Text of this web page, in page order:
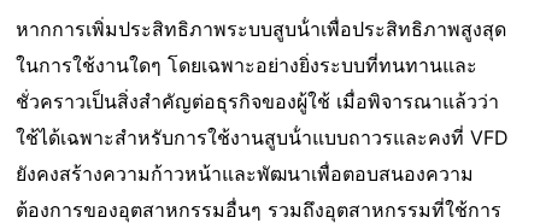
หากการเพิ่มประสิทธิภาพระบบสูบน้ําเพื่อประสิทธิภาพสูงสุด
ในการใช้งานใดๆ โดยเฉพาะอย่างยิ่งระบบที่ทนทานและ
ชั่วคราวเป็นสิ่งสําคัญต่อธุรกิจของผู้ใช้ เมื่อพิจารณาแล้วว่า
ใช้ได้เฉพาะสําหรับการใช้งานสูบน้ําแบบถาวรและคงที่ VFD
ยังคงสร้างความก้าวหน้าและพัฒนาเพื่อตอบสนองความ
ต้องการของอุตสาหกรรมอื่นๆ รวมถึงอุตสาหกรรมที่ใช้การ